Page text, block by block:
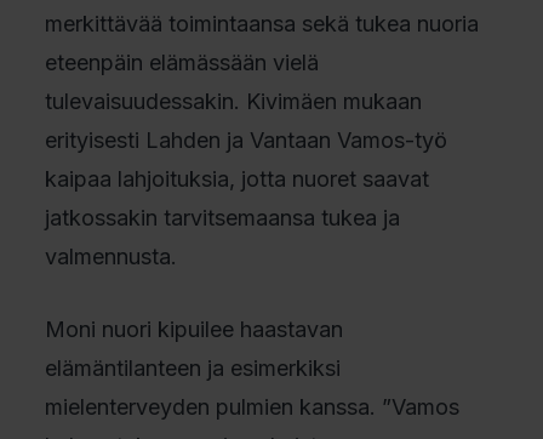
merkittävää toimintaansa sekä tukea nuoria
eteenpäin elämässään vielä
tulevaisuudessakin. Kivimäen mukaan
erityisesti Lahden ja Vantaan Vamos-työ
kaipaa lahjoituksia, jotta nuoret saavat
jatkossakin tarvitsemaansa tukea ja
valmennusta.
Moni nuori kipuilee haastavan
elämäntilanteen ja esimerkiksi
mielenterveyden pulmien kanssa. ”Vamos